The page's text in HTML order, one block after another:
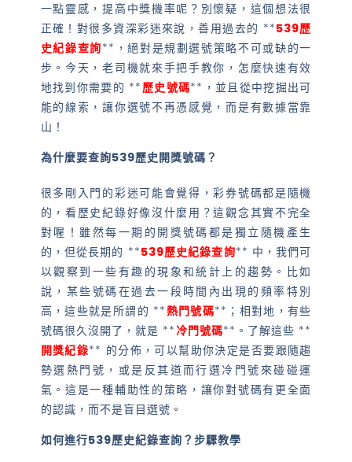
一點靈感，提高中獎機率呢？別懷疑，這個想法很
正確！對很多資深彩迷來說，善用過去的 **539歷
史紀錄查詢**，絕對是規劃選號策略不可或缺的一
步。今天，老司機就來手把手教你，怎麼快速有效
地找到你需要的 **歷史號碼**，並且從中挖掘出可
能的線索，讓你選號不再憑感覺，而是有數據當靠
山！
為什麼要查詢539歷史開獎號碼？
很多剛入門的彩迷可能會覺得，彩券號碼都是隨機
的，看歷史紀錄好像沒什麼用？這觀念其實不完全
對喔！雖然每一期的開獎號碼都是獨立隨機產生
的，但從長期的 **539歷史紀錄查詢** 中，我們可
以觀察到一些有趣的現象和統計上的趨勢。比如
說，某些號碼在過去一段時間內出現的頻率特別
高，這些就是所謂的 **熱門號碼**；相對地，有些
號碼很久沒開了，就是 ** 冷門號碼**。了解這些 **
開獎紀錄** 的分佈，可以幫助你決定是否要跟隨趨
勢選熱門號，或是反其道而行選冷門號來碰碰運
氣。這是一種輔助性的策略，讓你對號碼有更全面
的認識，而不是盲目選號。
如何進行539歷史紀錄查詢？步驟教學